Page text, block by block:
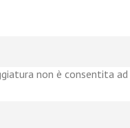
non è consentita